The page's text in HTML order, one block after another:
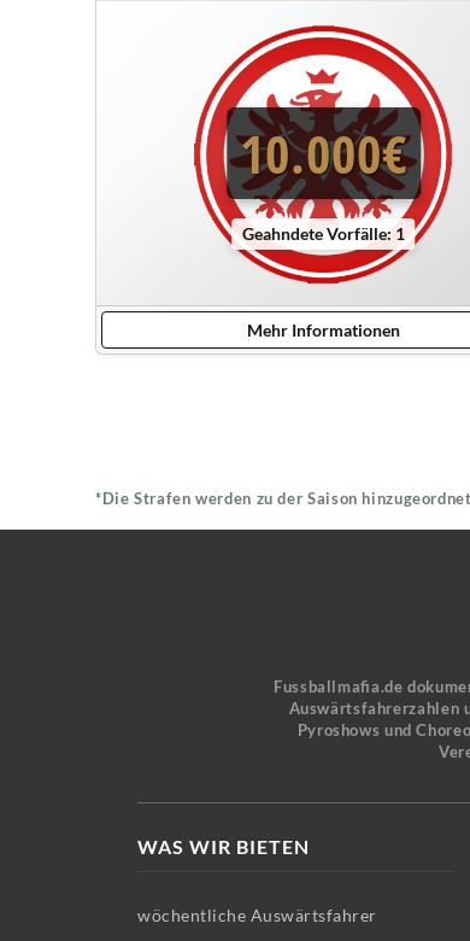
10.000€
Geahndete Vorfälle: 1
Mehr Informationen
*Die Strafen werden zu der Saison
Fussballmafia.de
Auswärtsfahrerzahlen
Pyroshows und
WAS WIR BIETEN
wöchentliche Auswärtsfahrer